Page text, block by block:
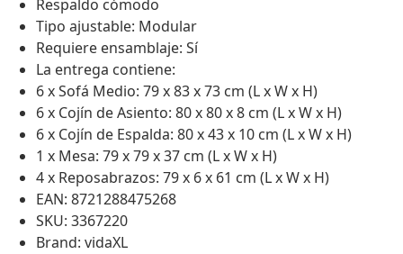
Respaldo cómodo
Tipo ajustable: Modular
Requiere ensamblaje: Sí
La entrega contiene:
6 x Sofá Medio: 79 x 83 x 73 cm (L x W x H)
6 x Cojín de Asiento: 80 x 80 x 8 cm (L x W x H)
6 x Cojín de Espalda: 80 x 43 x 10 cm (L x W x H)
1 x Mesa: 79 x 79 x 37 cm (L x W x H)
4 x Reposabrazos: 79 x 6 x 61 cm (L x W x H)
EAN: 8721288475268
SKU: 3367220
Brand: vidaXL